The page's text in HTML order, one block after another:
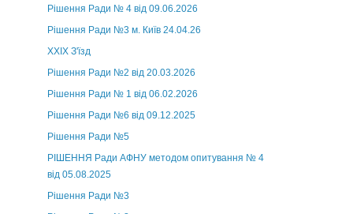
Рішення Ради № 4 від 09.06.2026
Рішення Ради №3 м. Київ 24.04.26
XXІХ З'їзд
Рішення Ради №2 від 20.03.2026
Рішення Ради № 1 від 06.02.2026
Рішення Ради №6 від 09.12.2025
Рішення Ради №5
РІШЕННЯ Ради АФНУ методом опитування № 4
від 05.08.2025
Рішення Ради №3